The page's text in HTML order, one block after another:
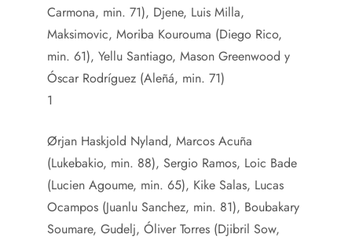
Carmona, min. 71), Djene, Luis Milla,
Maksimovic, Moriba Kourouma (Diego Rico,
min. 61), Yellu Santiago, Mason Greenwood y
Óscar Rodríguez (Aleñá, min. 71)
1
Ørjan Haskjold Nyland, Marcos Acuña
(Lukebakio, min. 88), Sergio Ramos, Loic Bade
(Lucien Agoume, min. 65), Kike Salas, Lucas
Ocampos (Juanlu Sanchez, min. 81), Boubakary
Soumare, Gudelj, Óliver Torres (Djibril Sow,